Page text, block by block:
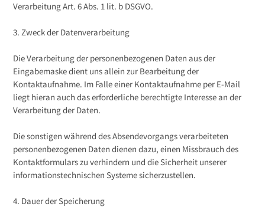
Verarbeitung Art. 6 Abs. 1 lit. b DSGVO.
3. Zweck der Datenverarbeitung
Die Verarbeitung der personenbezogenen Daten aus der
Eingabemaske dient uns allein zur Bearbeitung der
Kontaktaufnahme. Im Falle einer Kontaktaufnahme per E-Mail
liegt hieran auch das erforderliche berechtigte Interesse an der
Verarbeitung der Daten.
Die sonstigen während des Absendevorgangs verarbeiteten
personenbezogenen Daten dienen dazu, einen Missbrauch des
Kontaktformulars zu verhindern und die Sicherheit unserer
informationstechnischen Systeme sicherzustellen.
4. Dauer der Speicherung